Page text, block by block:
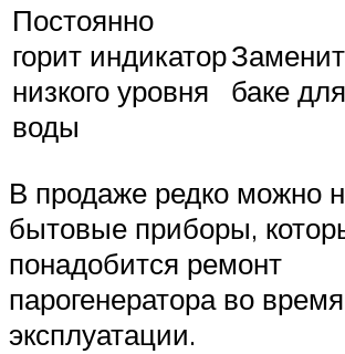
Постоянно
горит индикатор
низкого уровня
воды
баке
В продаже редко можно
бытовые приборы,
понадобится ремонт
парогенератора во время
эксплуатации.